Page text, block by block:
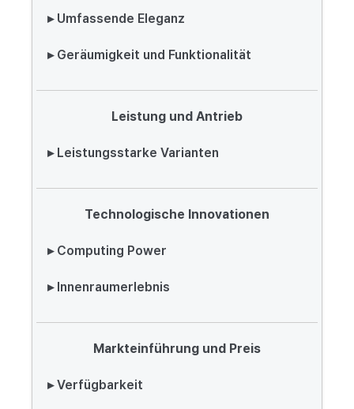
▸ Umfassende Eleganz
▸ Geräumigkeit und Funktionalität
Leistung und Antrieb
▸ Leistungsstarke Varianten
Technologische Innovationen
▸ Computing Power
▸ Innenraumerlebnis
Markteinführung und Preis
▸ Verfügbarkeit